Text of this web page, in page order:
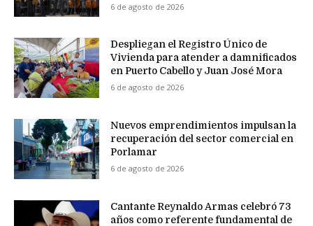
6 de agosto de 2026
Despliegan el Registro Único de
Vivienda para atender a damnificados
en Puerto Cabello y Juan José Mora
6 de agosto de 2026
Nuevos emprendimientos impulsan la
recuperación del sector comercial en
Porlamar
6 de agosto de 2026
Cantante Reynaldo Armas celebró 73
años como referente fundamental de